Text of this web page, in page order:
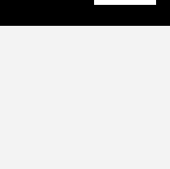
bon coeur m’sieurs dames!
Modèle femme col V taille